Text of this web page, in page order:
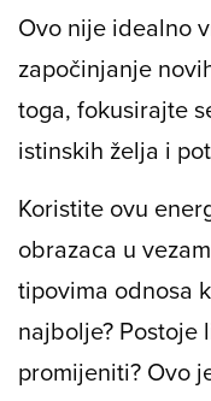
Ovo nije idealno
započinjanje
toga, fokusirajte
istinskih želja i
Koristite ovu
obrazaca u
tipovima odnosa
najbolje? Postoje
promijeniti? Ovo